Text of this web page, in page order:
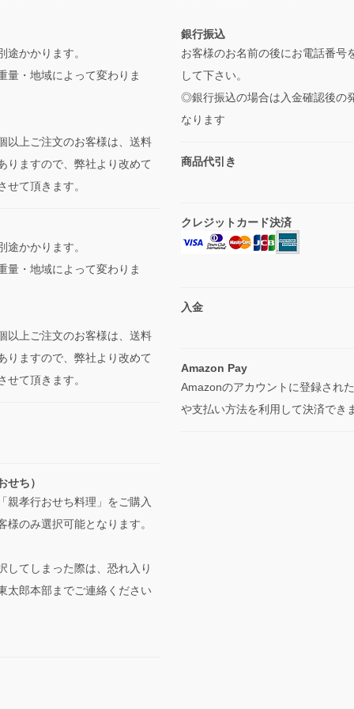
途かかります。
量・地域によって変わりま
以上ご注文のお客様は、送料
りますので、弊社より改めて
せて頂きます。
途かかります。
量・地域によって変わりま
以上ご注文のお客様は、送料
りますので、弊社より改めて
せて頂きます。
せち）
親孝行おせち料理」をご購入
様のみ選択可能となります。
してしまった際は、恐れ入り
太郎本部までご連絡ください
銀行振込
お客様のお名前の後にお電話番号
して下さい。
◎銀行振込の場合は入金確認後の
なります
商品代引き
クレジットカード決済
入金
Amazon Pay
Amazonのアカウントに登録され
や支払い方法を利用して決済でき